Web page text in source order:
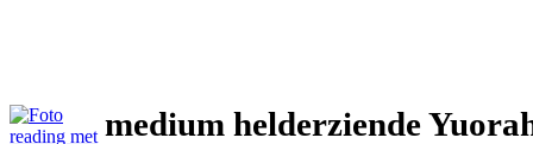
medium helderziende